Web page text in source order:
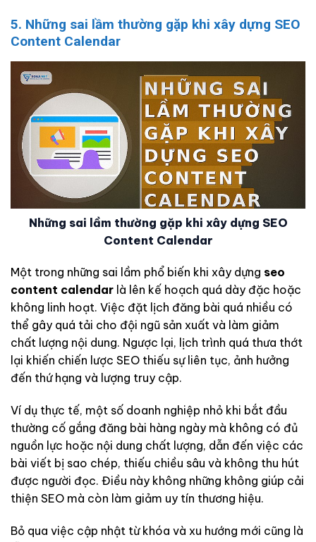
5. Những sai lầm thường gặp khi xây dựng SEO
Content Calendar
Những sai lầm thường gặp khi xây dựng SEO
Content Calendar
Một trong những sai lầm phổ biến khi xây dựng seo
content calendar là lên kế hoạch quá dày đặc hoặc
không linh hoạt. Việc đặt lịch đăng bài quá nhiều có
thể gây quá tải cho đội ngũ sản xuất và làm giảm
chất lượng nội dung. Ngược lại, lịch trình quá thưa thớt
lại khiến chiến lược SEO thiếu sự liên tục, ảnh hưởng
đến thứ hạng và lượng truy cập.
Ví dụ thực tế, một số doanh nghiệp nhỏ khi bắt đầu
thường cố gắng đăng bài hàng ngày mà không có đủ
nguồn lực hoặc nội dung chất lượng, dẫn đến việc các
bài viết bị sao chép, thiếu chiều sâu và không thu hút
được người đọc. Điều này không những không giúp cải
thiện SEO mà còn làm giảm uy tín thương hiệu.
Bỏ qua việc cập nhật từ khóa và xu hướng mới cũng là